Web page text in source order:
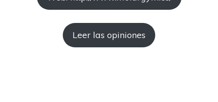
Leer las opiniones